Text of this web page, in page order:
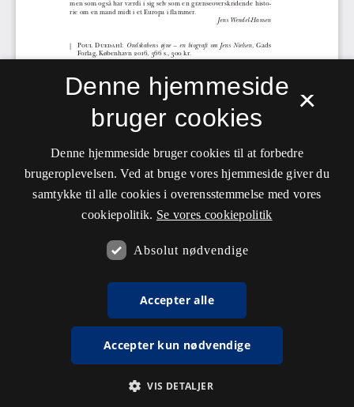
×
Denne hjemmeside
bruger cookies
Denne hjemmeside bruger cookies til at forbedre
brugeroplevelsen. Ved at bruge vores hjemmeside giver du
samtykke til alle cookies i overensstemmelse med vores
cookiepolitik. Se vores cookiepolitik
Absolut nødvendige
Accepter alle
Accepter kun nødvendige
VIS DETALJER